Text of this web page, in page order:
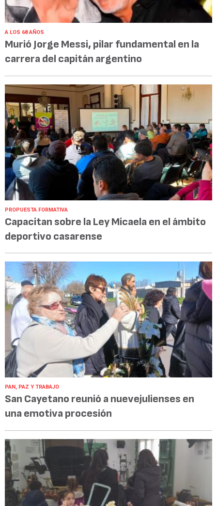
A LOS 68 AÑOS
Murió Jorge Messi, pilar fundamental en la
carrera del capitán argentino
PROPUESTA FORMATIVA
Capacitan sobre la Ley Micaela en el ámbito
deportivo casarense
PAN, PAZ Y TRABAJO
San Cayetano reunió a nuevejulienses en
una emotiva procesión